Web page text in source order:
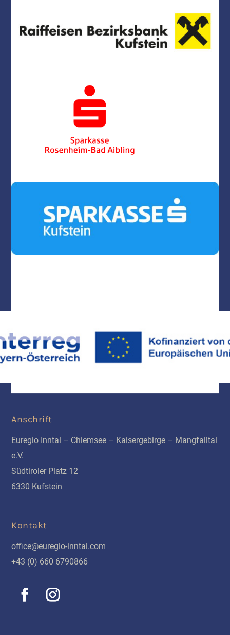
Anschrift
Euregio Inntal – Chiemsee – Kaisergebirge – Mangfalltal
e.V.
Südtiroler Platz 12
6330 Kufstein
Kontakt
office@euregio-inntal.com
+43 (0) 660 6790866